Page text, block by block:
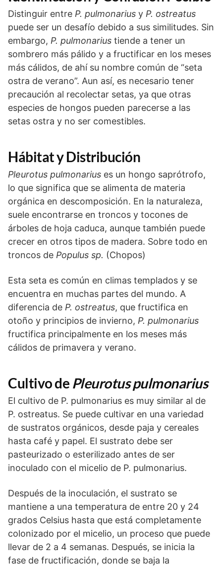
Distinguir entre P. pulmonarius y P. ostreatus
puede ser un desafío debido a sus similitudes. Sin
embargo, P. pulmonarius tiende a tener un
sombrero más pálido y a fructificar en los meses
más cálidos, de ahí su nombre común de “seta
ostra de verano”. Aun así, es necesario tener
precaución al recolectar setas, ya que otras
especies de hongos pueden parecerse a las
setas ostra y no ser comestibles.
Hábitat y Distribución
Pleurotus pulmonarius es un hongo saprótrofo,
lo que significa que se alimenta de materia
orgánica en descomposición. En la naturaleza,
suele encontrarse en troncos y tocones de
árboles de hoja caduca, aunque también puede
crecer en otros tipos de madera. Sobre todo en
troncos de Populus sp. (Chopos)
Esta seta es común en climas templados y se
encuentra en muchas partes del mundo. A
diferencia de P. ostreatus, que fructifica en
otoño y principios de invierno, P. pulmonarius
fructifica principalmente en los meses más
cálidos de primavera y verano.
Cultivo de Pleurotus pulmonarius
El cultivo de P. pulmonarius es muy similar al de
P. ostreatus. Se puede cultivar en una variedad
de sustratos orgánicos, desde paja y cereales
hasta café y papel. El sustrato debe ser
pasteurizado o esterilizado antes de ser
inoculado con el micelio de P. pulmonarius.
Después de la inoculación, el sustrato se
mantiene a una temperatura de entre 20 y 24
grados Celsius hasta que está completamente
colonizado por el micelio, un proceso que puede
llevar de 2 a 4 semanas. Después, se inicia la
fase de fructificación, donde se baja la